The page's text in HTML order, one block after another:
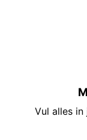
Vul alles